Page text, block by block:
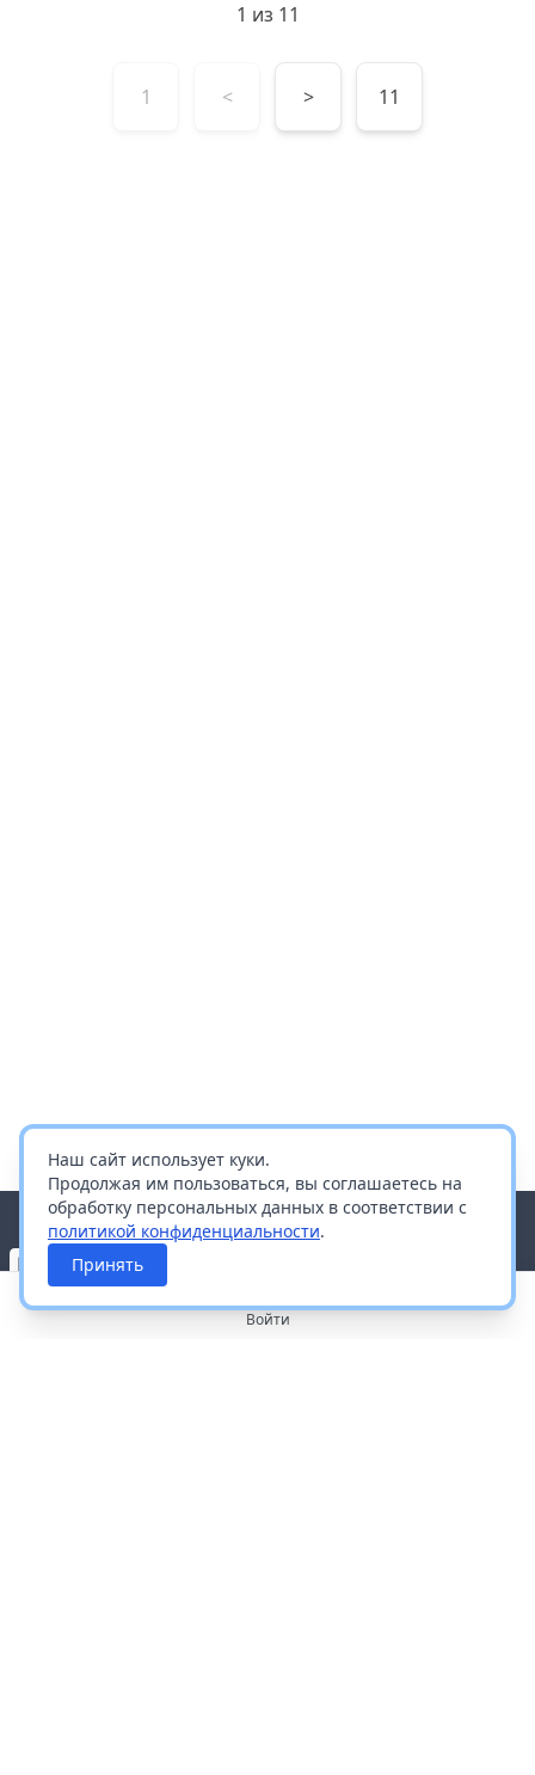
1 из 11
1 < > 11
Наш сайт использует куки.
Продолжая им пользоваться, вы соглашаетесь на
обработку персональных данных в соответствии с
политикой конфиденциальности.
Принять
Войти